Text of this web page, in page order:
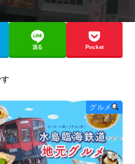
送る Pocket
グルメ